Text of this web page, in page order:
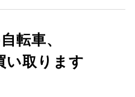
転車、
い取ります